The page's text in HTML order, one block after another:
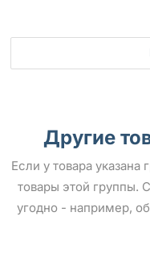
Другие
Если у товара указана
товары этой группы.
угодно - например,